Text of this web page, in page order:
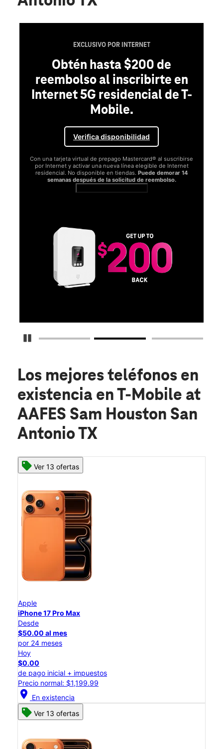
Detener carrusel
EXCLUSIVO POR INTERNET
Obtén hasta $200 de
reembolso al inscribirte en
Internet 5G residencial de T-
Mobile.
Verifica disponibilidad
Con una tarjeta virtual de prepago Mastercard® al suscribirse
por Internet y activar una nueva línea elegible de Internet
residencial. No disponible en tiendas. Puede demorar 14
semanas después de la solicitud de reembolso.
Los mejores teléfonos en
existencia en T-Mobile at
AAFES Sam Houston San
Antonio TX
Ver 13 ofertas
Apple
iPhone 17 Pro Max
Desde
$50.00 al mes
por 24 meses
Hoy
$0.00
de pago inicial + impuestos
Precio normal: $1,199.99
location_on En existencia
Ver 13 ofertas